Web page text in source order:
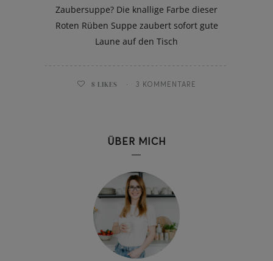
Zaubersuppe? Die knallige Farbe dieser
Roten Rüben Suppe zaubert sofort gute
Laune auf den Tisch
8 LIKES 3 KOMMENTARE
ÜBER MICH